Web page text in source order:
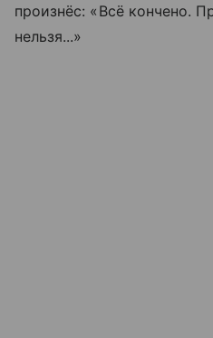
произнёс: «Всё кончено.
нельзя...»